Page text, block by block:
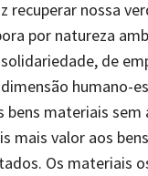
recuperar nossa
por natureza
de
humano-
bens materiais sem
mais valor aos
Os materiais